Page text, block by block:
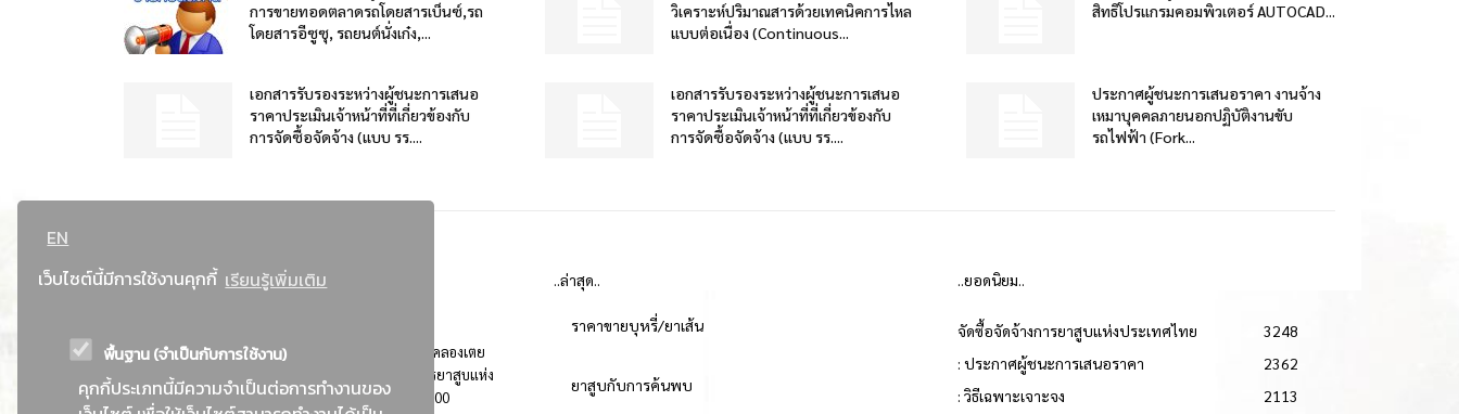
EN
เว็บไซต์นี้มีการใช้งานคุกกี้ เรียนรู้เพิ่มเติม
พื้นฐาน (จำเป็นกับการใช้งาน)
คุกกี้ประเภทนี้มีความจำเป็นต่อการทำงานของ
การขายทอดตลาดรถโดยสารเบ็นซ์,รถ
โดยสารอีซูซุ, รถยนต์นั่งเก๋ง,...
วิเคราะห์ปริมาณสารด้วยเทคนิคการไหล
แบบต่อเนื่อง (Continuous...
สิทธิโปรแกรมคอมพิวเตอร์ AUTOCAD...
เอกสารรับรองระหว่างผู้ชนะการเสนอ
ราคาประเมินเจ้าหน้าที่ที่เกี่ยวข้องกับ
การจัดซื้อจัดจ้าง (แบบ รร....
เอกสารรับรองระหว่างผู้ชนะการเสนอ
ราคาประเมินเจ้าหน้าที่ที่เกี่ยวข้องกับ
การจัดซื้อจัดจ้าง (แบบ รร....
ประกาศผู้ชนะการเสนอราคา งานจ้าง
เหมาบุคคลภายนอกปฏิบัติงานขับ
รถไฟฟ้า (Fork...
ที่อยู่ : 184 ถนนพระรามที่ 4 แขวงคลองเตย เขตคลองเตย
กรุงเทพมหานคร 10110 ติดต่อประชาสัมพันธ์ การยาสูบแห่ง
ประเทศไทย Call center โทร. 0-2229-1000
..ล่าสุด..
ราคาขายบุหรี่/ยาเส้น
ยาสูบกับการค้นพบ
..ยอดนิยม..
จัดซื้อจัดจ้างการยาสูบแห่งประเทศไทย
3248
: ประกาศผู้ชนะการเสนอราคา
2362
: วิธีเฉพาะเจาะจง
2113